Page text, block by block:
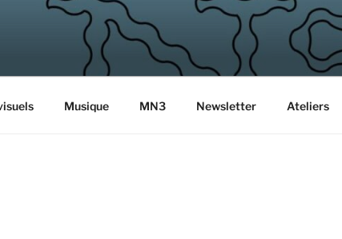
3
Musique MN3 Newsletter Ateliers